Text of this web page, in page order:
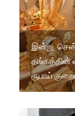
இன்று
தங்கத்தின்
ரூபாய்